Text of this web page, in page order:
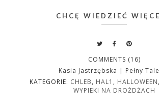
CHCĘ WIEDZIEĆ
COMMENTS (16)
Kasia Jastrzębska | Pełny
KATEGORIE: CHLEB, HAL1 , HALLOWEEN,
WYPIEKI NA DROŻDŻACH